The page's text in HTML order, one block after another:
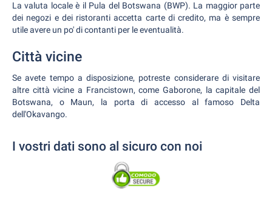
La valuta locale è il Pula del Botswana (BWP). La maggior parte
dei negozi e dei ristoranti accetta carte di credito, ma è sempre
utile avere un po' di contanti per le eventualità.
Città vicine
Se avete tempo a disposizione, potreste considerare di visitare
altre città vicine a Francistown, come Gaborone, la capitale del
Botswana, o Maun, la porta di accesso al famoso Delta
dell'Okavango.
I vostri dati sono al sicuro con noi